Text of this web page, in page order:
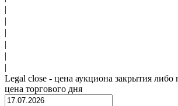
|
|
|
|
|
|
Legal close - цена аукциона закрытия либо
цена торгового дня